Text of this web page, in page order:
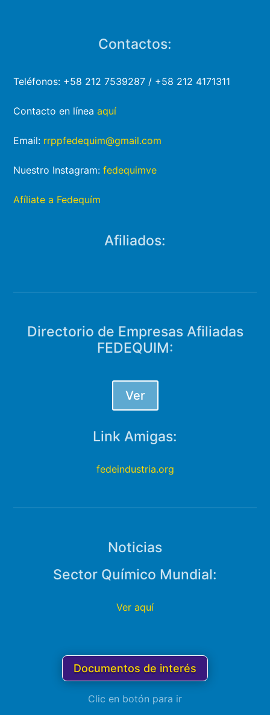
Contactos:
Teléfonos: +58 212 7539287 / +58 212 4171311
Contacto en líneaaquí
Email: rrppfedequim@gmail.com
Nuestro Instagram:fedequimve
Afíliate a Fedequím
Afiliados:
Directorio de Empresas Afiliadas
FEDEQUIM:
Ver
Link Amigas:
fedeindustria.org
Noticias
Sector Químico Mundial:
Ver aquí
Documentos de interés
Clic en botón para ir